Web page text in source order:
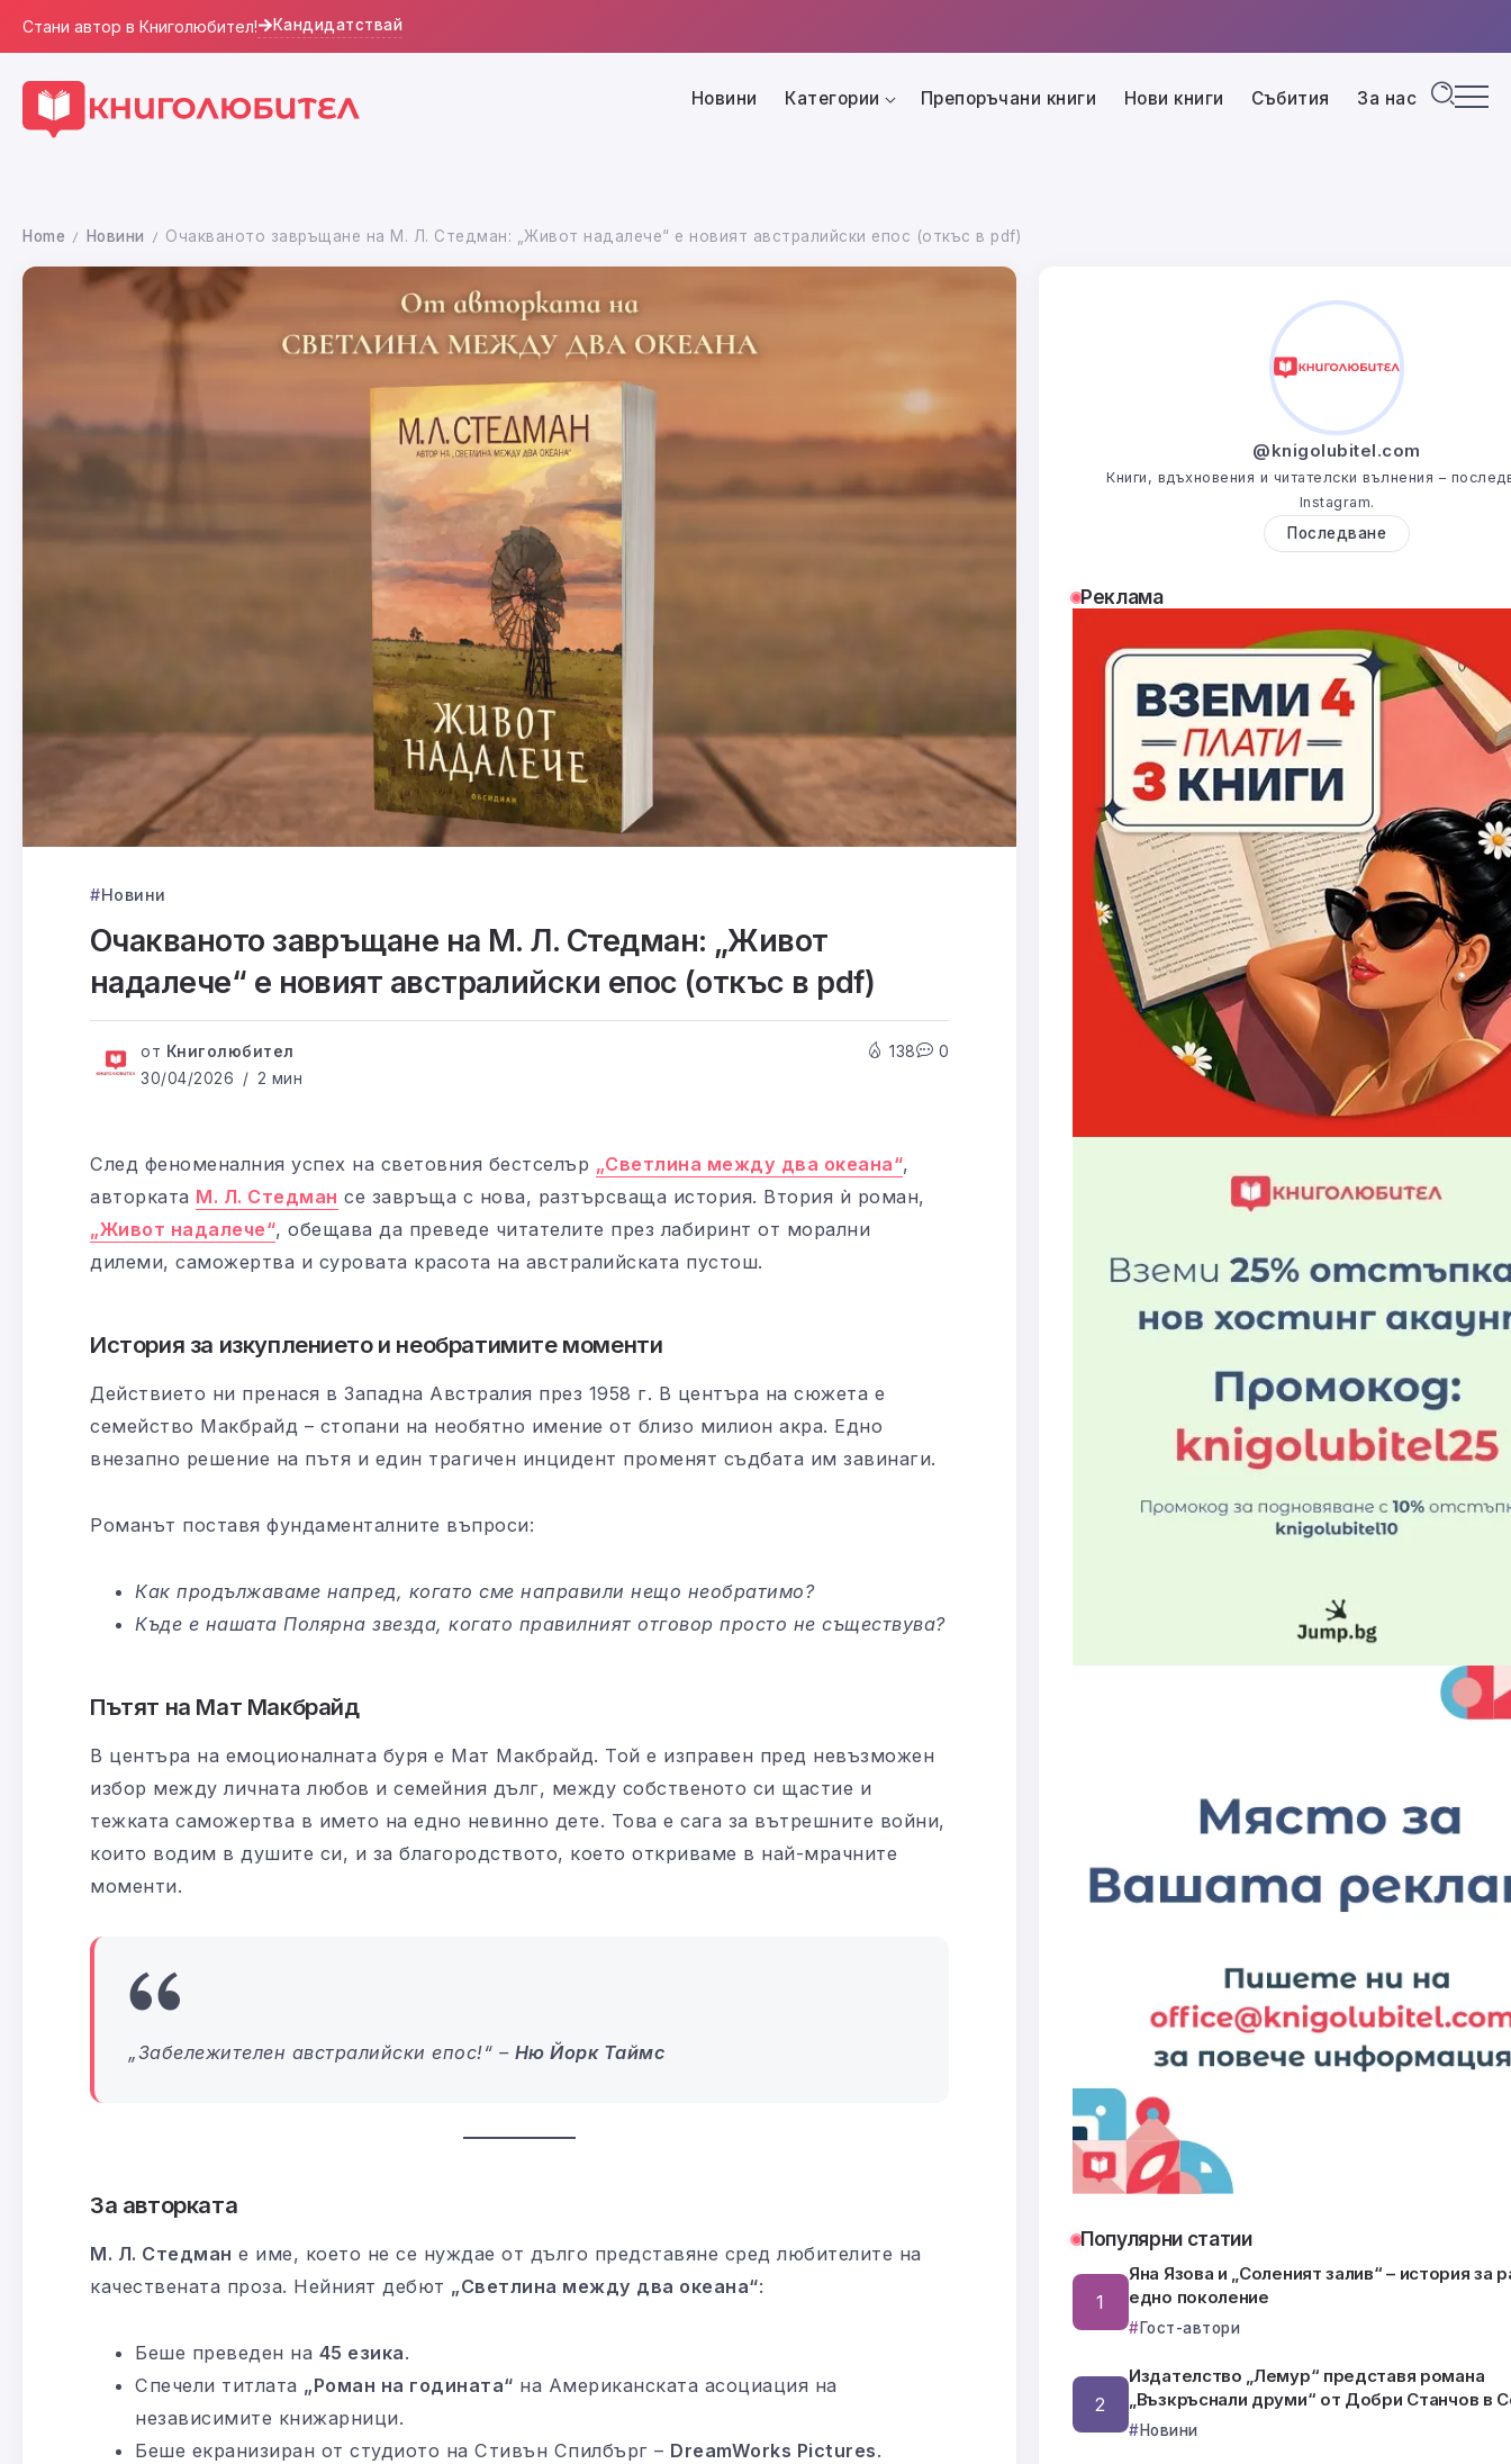
Стани автор в Книголюбител! Кандидатствай
Новини Категории Препоръчани книги Нови книги Събития За нас
Home / Новини / Очакваното завръщане на М. Л. Стедман: „Живот надалече“ е новият австралийски епос (откъс в pdf)
Новини
Очакваното завръщане на М. Л. Стедман: „Живот
надалече“ е новият австралийски епос (откъс в pdf)
от Книголюбител
30/04/2026
2 мин
138 0
След феноменалния успех на световния бестселър „Светлина между два океана“,
авторката М. Л. Стедман се завръща с нова, разтърсваща история. Втория ѝ роман,
„Живот надалече“, обещава да преведе читателите през лабиринт от морални
дилеми, саможертва и суровата красота на австралийската пустош.
История за изкуплението и необратимите моменти
Действието ни пренася в Западна Австралия през 1958 г. В центъра на сюжета е
семейство Макбрайд – стопани на необятно имение от близо милион акра. Едно
внезапно решение на пътя и един трагичен инцидент променят съдбата им завинаги.
Романът поставя фундаменталните въпроси:
Как продължаваме напред, когато сме направили нещо необратимо?
Къде е нашата Полярна звезда, когато правилният отговор просто не съществува?
Пътят на Мат Макбрайд
В центъра на емоционалната буря е Мат Макбрайд. Той е изправен пред невъзможен
избор между личната любов и семейния дълг, между собственото си щастие и
тежката саможертва в името на едно невинно дете. Това е сага за вътрешните войни,
които водим в душите си, и за благородството, което откриваме в най-мрачните
моменти.
„Забележителен австралийски епос!“ – Ню Йорк Таймс
За авторката
М. Л. Стедман е име, което не се нуждае от дълго представяне сред любителите на
качествената проза. Нейният дебют „Светлина между два океана“:
Беше преведен на 45 езика.
Спечели титлата „Роман на годината“ на Американската асоциация на
независимите книжарници.
Беше екранизиран от студиото на Стивън Спилбърг – DreamWorks Pictures.
@knigolubitel.com
Книги, вдъхновения и читателски вълнения –
Instagram.
Последване
Реклама
Популярни статии
Яна Язова и „Соленият залив“ – история за
едно поколение
Гост-автори
Издателство „Лемур“ представя романа
„Възкръснали друми“ от Добри Станчов в
Новини